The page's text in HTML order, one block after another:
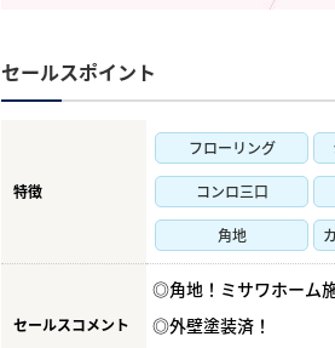
セールスポイント
特徴
フローリング
コンロ三口
角地
セールスコメント
◎角地！ミサワホーム
◎外壁塗装済！